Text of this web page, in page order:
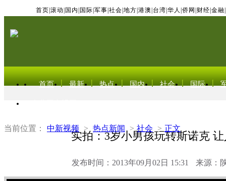
首页 滚动 国内 国际 军事 社会 地方 港澳 台湾 华人 侨网 财经 金融
首页 最新 热点 国内 社会 国际
当前位置： 中新视频 > 热点新闻 > 社会 > 正文
实拍：3岁小男孩玩转斯诺克
发布时间：2013年09月02日 15:31 来源：